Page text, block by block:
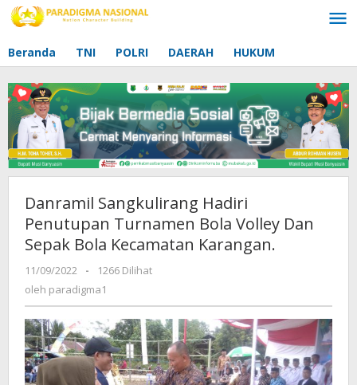
Lewati
ke
Beranda TNI POLRI DAERAH HUKUM
Danramil Sangkulirang Hadiri
Penutupan Turnamen Bola Volley Dan
Sepak Bola Kecamatan Karangan.
11/09/2022
oleh
paradigma1
-
1266 Dilihat
oleh paradigma1